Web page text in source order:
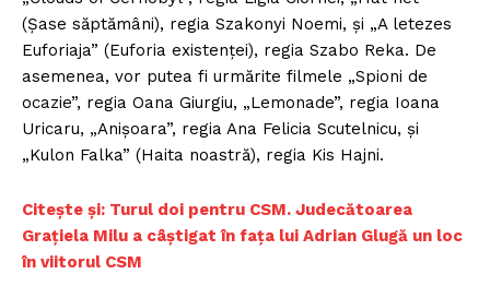
(Şase săptămâni), regia Szakonyi Noemi, şi „A letezes
Euforiaja” (Euforia existenţei), regia Szabo Reka. De
asemenea, vor putea fi urmărite filmele „Spioni de
ocazie”, regia Oana Giurgiu, „Lemonade”, regia Ioana
Uricaru, „Anişoara”, regia Ana Felicia Scutelnicu, şi
„Kulon Falka” (Haita noastră), regia Kis Hajni.
Citește și: Turul doi pentru CSM. Judecătoarea
Grațiela Milu a câștigat în fața lui Adrian Glugă un loc
în viitorul CSM